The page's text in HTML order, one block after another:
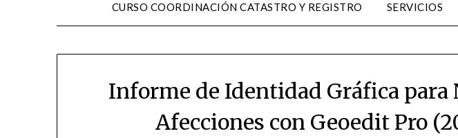
CURSO COORDINACIÓN CATASTRO Y REGISTRO SERVICIOS
Informe de Identidad Gráfica
Afecciones con Geoedit Pro